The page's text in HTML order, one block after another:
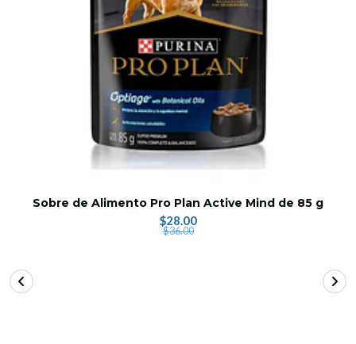
Sobre de Alimento Pro Plan Active Mind de 85 g
$28.00
$36.00